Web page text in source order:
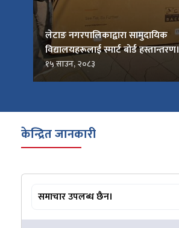
लेटाङ नगरपालिकाद्वारा सामुदायिक
विद्यालयहरूलाई स्मार्ट बोर्ड हस्तान्तरण।
१५ साउन, २०८३
केन्द्रित जानकारी
समाचार उपलब्ध छैन।